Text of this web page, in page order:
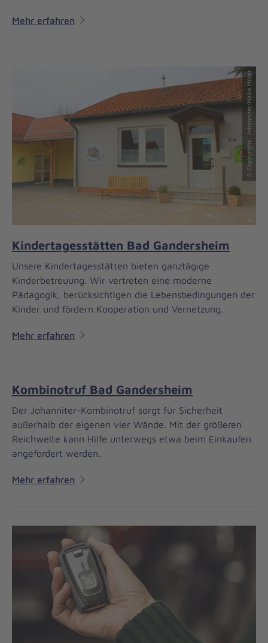
Mehr erfahren
© Coppyright: Johanniter/Maike Müller
Kindertagesstätten Bad Gandersheim
Unsere Kindertagesstätten bieten ganztägige
Kinderbetreuung. Wir vertreten eine moderne
Pädagogik, berücksichtigen die Lebensbedingungen der
Kinder und fördern Kooperation und Vernetzung.
Mehr erfahren
Kombinotruf Bad Gandersheim
Der Johanniter-Kombinotruf sorgt für Sicherheit
außerhalb der eigenen vier Wände. Mit der größeren
Reichweite kann Hilfe unterwegs etwa beim Einkaufen
angefordert werden.
Mehr erfahren